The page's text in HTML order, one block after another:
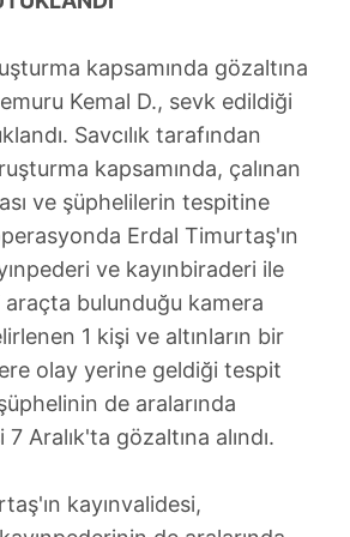
yapılması, amaçlarıyla
dahilinde kullanılacaktır.
aşağıda yer alan panel
Çerezlere ilişkin detaylı bilgi
tıklayabilir,
Çerez Bilgilendirme
Korunması Kanunu uyarınca
Metnimizi okumak ve sitemizde
olarak kullanılan çerezlerle ilgili bilgi
.
kapsamında gözaltına
Kemal D., sevk edildiği
Savcılık tarafından
kapsamında, çalınan
ve şüphelilerin tespitine
Erdal Timurtaş'ın
ve kayınbiraderi ile
araçta bulunduğu kamera
1 kişi ve altınların bir
olay yerine geldiği tespit
de aralarında
Aralık'ta gözaltına alındı.
kayınvalidesi,